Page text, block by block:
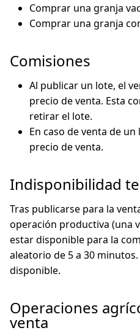
Comprar una granja
Comprar una granja
Comisiones
Al publicar un lote, el
precio de venta. Esta
retirar el lote.
En caso de venta de
precio de venta.
Indisponibilidad
Tras publicarse para la
operación productiva (una
estar disponible para la
aleatorio de 5 a 30
disponible.
Operaciones
venta